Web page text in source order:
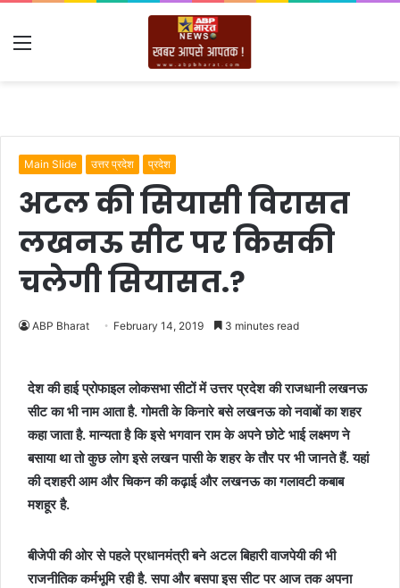
Menu
Main Slide उत्तर प्रदेश प्रदेश
अटल की सियासी विरासत
लखनऊ सीट पर किसकी
चलेगी सियासत.?
ABP Bharat February 14, 2019 3 minutes read
देश की हाई प्रोफाइल लोकसभा सीटों में उत्तर प्रदेश की राजधानी लखनऊ
सीट का भी नाम आता है. गोमती के किनारे बसे लखनऊ को नवाबों का शहर
कहा जाता है. मान्यता है कि इसे भगवान राम के अपने छोटे भाई लक्ष्मण ने
बसाया था तो कुछ लोग इसे लखन पासी के शहर के तौर पर भी जानते हैं. यहां
की दशहरी आम और चिकन की कढ़ाई और लखनऊ का गलावटी कबाब
मशहूर है.
बीजेपी की ओर से पहले प्रधानमंत्री बने अटल बिहारी वाजपेयी की भी
राजनीतिक कर्मभूमि रही है. सपा और बसपा इस सीट पर आज तक अपना